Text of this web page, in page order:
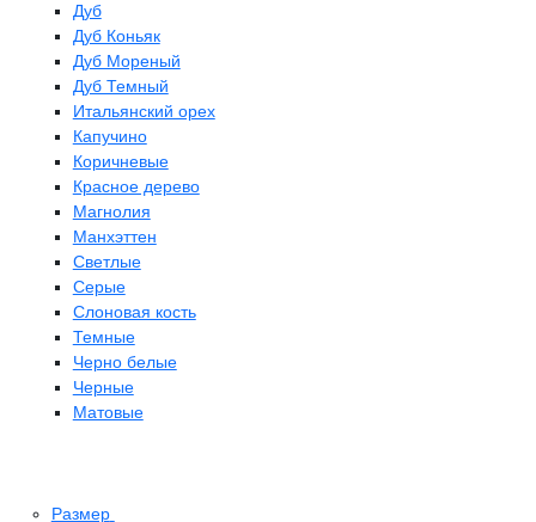
Дуб
Дуб Коньяк
Дуб Мореный
Дуб Темный
Итальянский орех
Капучино
Коричневые
Красное дерево
Магнолия
Манхэттен
Светлые
Серые
Слоновая кость
Темные
Черно белые
Черные
Матовые
Размер